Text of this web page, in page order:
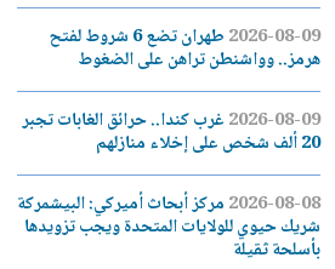
2026-08-09
طهران تضع 6 شروط لفتح
هرمز.. وواشنطن تراهن على الضغوط
2026-08-09غرب كندا.. حرائق الغابات تجبر
2026-08-08مركز أبحاث أميركي: البيشمركة
شريك حيوي للولايات المتحدة ويجب تزويدها
بأسلحة ثقيلة